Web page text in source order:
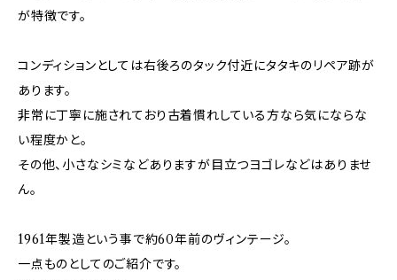
が特徴です。
コンディションとしては右後ろのタック付近にタタキのリペア跡が
あります。
非常に丁寧に施されており古着慣れしている方なら気にならな
い程度かと。
その他、小さなシミなどありますが目立つヨゴレなどはありませ
ん。
1961年製造という事で約60年前のヴィンテージ。
一点ものとしてのご紹介です。